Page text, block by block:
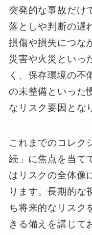
突発的な事故だけ
落としや判断の遅
損傷や損失につな
災害や火災といっ
く、保存環境の不
の未整備といった
なリスク要因とな
これまでのコレク
続」に焦点を当て
はリスクの全体像
ります。長期的な
ち将来的なリスク
きる備えを講じて